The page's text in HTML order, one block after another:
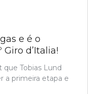
e é o
d’Italia!
Tobias Lund
a primeira etapa e